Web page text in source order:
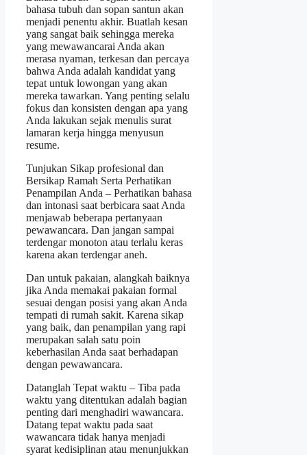
bahasa tubuh dan sopan santun akan
menjadi penentu akhir. Buatlah kesan
yang sangat baik sehingga mereka
yang mewawancarai Anda akan
merasa nyaman, terkesan dan percaya
bahwa Anda adalah kandidat yang
tepat untuk lowongan yang akan
mereka tawarkan. Yang penting selalu
fokus dan konsisten dengan apa yang
Anda lakukan sejak menulis surat
lamaran kerja hingga menyusun
resume.
Tunjukan Sikap profesional dan
Bersikap Ramah Serta Perhatikan
Penampilan Anda – Perhatikan bahasa
dan intonasi saat berbicara saat Anda
menjawab beberapa pertanyaan
pewawancara. Dan jangan sampai
terdengar monoton atau terlalu keras
karena akan terdengar aneh.
Dan untuk pakaian, alangkah baiknya
jika Anda memakai pakaian formal
sesuai dengan posisi yang akan Anda
tempati di rumah sakit. Karena sikap
yang baik, dan penampilan yang rapi
merupakan salah satu poin
keberhasilan Anda saat berhadapan
dengan pewawancara.
Datanglah Tepat waktu – Tiba pada
waktu yang ditentukan adalah bagian
penting dari menghadiri wawancara.
Datang tepat waktu pada saat
wawancara tidak hanya menjadi
syarat kedisiplinan atau menunjukkan